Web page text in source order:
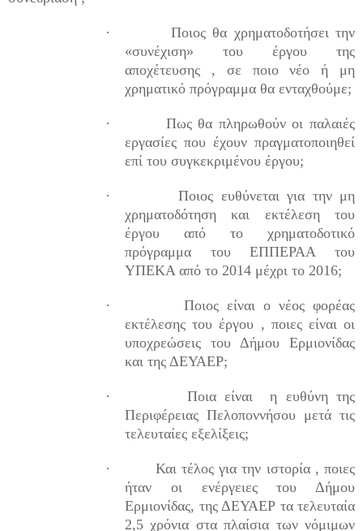
·
Ποιος θα χρηματοδοτήσει την
«συνέχιση» του έργου της
αποχέτευσης , σε ποιο νέο ή μη
χρηματικό πρόγραμμα θα ενταχθούμε;
·
Πως θα πληρωθούν οι παλαιές
εργασίες που έχουν πραγματοποιηθεί
επί του συγκεκριμένου έργου;
·
Ποιος ευθύνεται για την μη
χρηματοδότηση και εκτέλεση του
έργου από το χρηματοδοτικό
πρόγραμμα του ΕΠΠΕΡΑΑ του
ΥΠΕΚΑ από το 2014 μέχρι το 2016;
·
Ποιος είναι ο νέος φορέας
εκτέλεσης του έργου , ποιες είναι οι
υποχρεώσεις του Δήμου Ερμιονίδας
και της ΔΕΥΑΕΡ;
· Ποια είναι
η ευθύνη της
Περιφέρειας Πελοποννήσου μετά τις
τελευταίες εξελίξεις;
·
Και τέλος για την ιστορία , ποιες
ήταν οι ενέργειες του Δήμου
Ερμιονίδας, της ΔΕΥΑΕΡ τα τελευταία
2,5 χρόνια στα πλαίσια των νόμιμων